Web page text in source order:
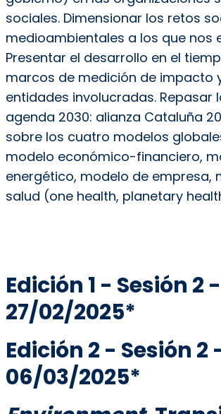
sociales. Dimensionar los retos
medioambientales a los que nos
Presentar el desarrollo en el
marcos de medición de impacto
entidades involucradas. ​Repasar
agenda 2030: alianza Cataluña
sobre los cuatro modelos
modelo económico-financiero,
energético, modelo de empresa,
salud (one health, planetary
Edición 1 - Sesión 2 -
27/02/2025*
Edición 2 - Sesión 2
06/03/2025*